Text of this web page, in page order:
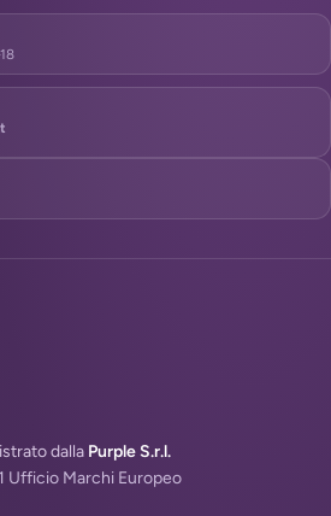
dalla Purple S.r.l.
Ufficio Marchi Europeo